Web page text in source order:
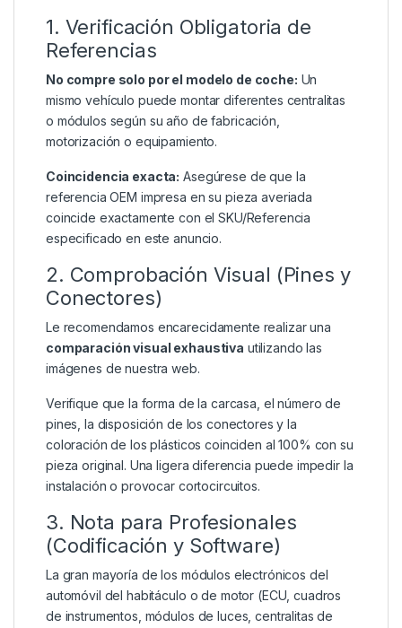
1. Verificación Obligatoria de
Referencias
No compre solo por el modelo de coche: Un
mismo vehículo puede montar diferentes centralitas
o módulos según su año de fabricación,
motorización o equipamiento.
Coincidencia exacta: Asegúrese de que la
referencia OEM impresa en su pieza averiada
coincide exactamente con el SKU/Referencia
especificado en este anuncio.
2. Comprobación Visual (Pines y
Conectores)
Le recomendamos encarecidamente realizar una
comparación visual exhaustiva utilizando las
imágenes de nuestra web.
Verifique que la forma de la carcasa, el número de
pines, la disposición de los conectores y la
coloración de los plásticos coinciden al 100% con su
pieza original. Una ligera diferencia puede impedir la
instalación o provocar cortocircuitos.
3. Nota para Profesionales
(Codificación y Software)
La gran mayoría de los módulos electrónicos del
automóvil del habitáculo o de motor (ECU, cuadros
de instrumentos, módulos de luces, centralitas de